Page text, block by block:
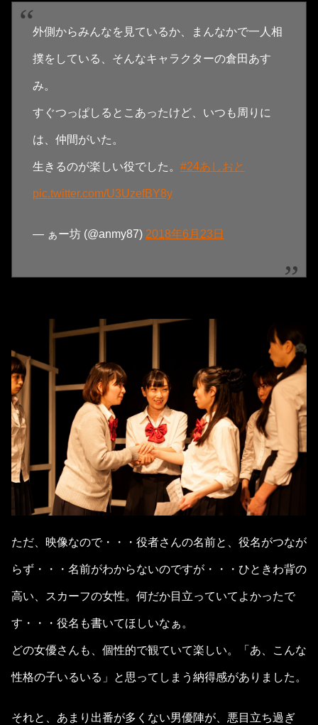
外側からみんなを見ているか、まんなかで一人相
撲をしている、そんなキャラクターの倉田あす
み。
すぐつっぱしるとこあったけど、いつも周りに
は、仲間がいた。
生きるのが楽しい役でした。 #24あしおと
pic.twitter.com/U3UzefBY8y
— ぁー坊 (@anmy87) 2018年6月23日
ただ、映像なので・・・役者さんの名前と、役名がつなが
らず・・・名前がわからないのですが・・・ひときわ背の
高い、スカーフの女性。何だか目立っていてよかったで
す・・・役名も書いてほしいなぁ。
どの女優さんも、個性的で観ていて楽しい。「あ、こんな
性格の子いるいる」と思ってしまう納得感がありました。
それと、あまり出番が多くない男優陣が、悪目立ち過ぎ